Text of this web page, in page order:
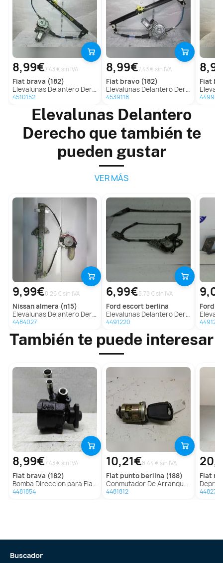
8,99€7.43 € sin IVA
fiat brava (182)
Elevalunas Delantero Derecho Para Fiat Brava
4510152
8,99€7.43 € sin IVA
fiat bravo (182)
Elevalunas Delantero Derecho Para Fiat Bravo
4539118
fiat
Elevalunas Delantero
Derecho que también te
pueden gustar
VER MÁS
9,99€8.26 € sin IVA
nissanalmera (n15)
Elevalunas Delantero Derecho para Nissan Almera (N15)
4484027
6,99€5.78 € sin IVA
ford escort berlina
Elevalunas Delantero Derecho para Ford Escort Berlina
4491220
ford
Elevalunas
4491217
También te puede interesar
8,99€7.43 € sin IVA
fiat brava (182)
Bomba Direccion para Fiat Brava (182)
4481854
10,21€8.44 € sin IVA
fiat punto berlina (188)
Conmutador De Arranque Para Fiat Punto Berlina
4481812
fiat
Depresor
4482776
Buscador